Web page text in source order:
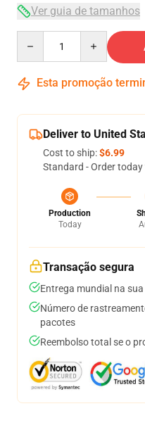
Ver guia de tamanhos
Esta promoção
Deliver to United
Cost to ship:$6.99
Standard - Order
Production
Today
Transação segura
Entrega mundial na
Número de
pacotes
Reembolso total se o